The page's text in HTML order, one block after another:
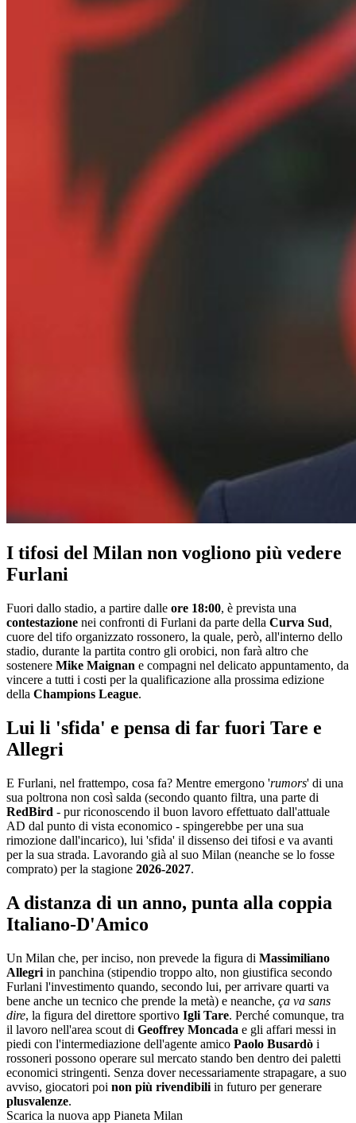
I tifosi del Milan non vogliono più vedere
Furlani
Fuori dallo stadio, a partire dalle ore 18:00, è prevista una
contestazione nei confronti di Furlani da parte della Curva Sud,
cuore del tifo organizzato rossonero, la quale, però, all'interno dello
stadio, durante la partita contro gli orobici, non farà altro che
sostenere Mike Maignan e compagni nel delicato appuntamento, da
vincere a tutti i costi per la qualificazione alla prossima edizione
della Champions League.
Lui li 'sfida' e pensa di far fuori Tare e
Allegri
E Furlani, nel frattempo, cosa fa? Mentre emergono 'rumors' di una
sua poltrona non così salda (secondo quanto filtra, una parte di
RedBird - pur riconoscendo il buon lavoro effettuato dall'attuale
AD dal punto di vista economico - spingerebbe per una sua
rimozione dall'incarico), lui 'sfida' il dissenso dei tifosi e va avanti
per la sua strada. Lavorando già al suo Milan (neanche se lo fosse
comprato) per la stagione 2026-2027.
A distanza di un anno, punta alla coppia
Italiano-D'Amico
Un Milan che, per inciso, non prevede la figura di Massimiliano
Allegri in panchina (stipendio troppo alto, non giustifica secondo
Furlani l'investimento quando, secondo lui, per arrivare quarti va
bene anche un tecnico che prende la metà) e neanche, ça va sans
dire, la figura del direttore sportivo Igli Tare. Perché comunque, tra
il lavoro nell'area scout di Geoffrey Moncada e gli affari messi in
piedi con l'intermediazione dell'agente amico Paolo Busardò i
rossoneri possono operare sul mercato stando ben dentro dei paletti
economici stringenti. Senza dover necessariamente strapagare, a suo
avviso, giocatori poi non più rivendibili in futuro per generare
plusvalenze.
Scarica la nuova app Pianeta Milan